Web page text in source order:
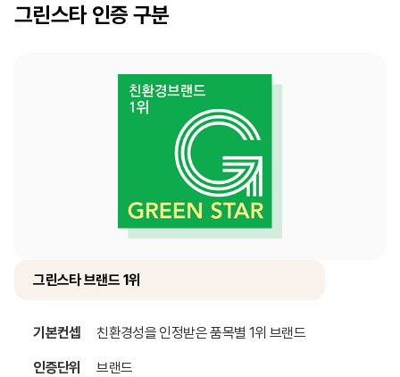
그린스타인증 구분
그린스타 브랜드 1위
기본컨셉 친환경성을 인정받은 품목별 1위 브랜드
인증단위 브랜드